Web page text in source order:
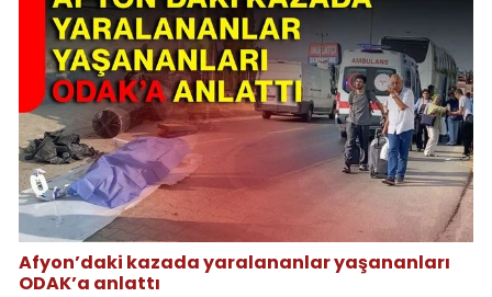
Afyon’daki kazada yaralananlar yaşananları
ODAK’a anlattı